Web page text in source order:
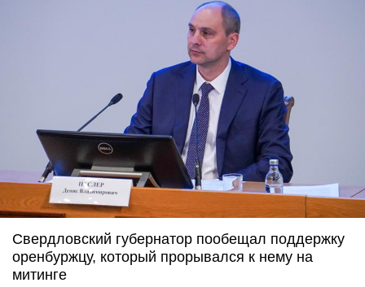
Свердловский губернатор пообещал поддержку
оренбуржцу, который прорывался к нему на
митинге